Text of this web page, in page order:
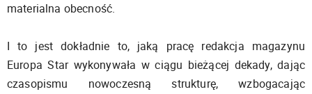
materialna obecność.
I to jest dokładnie to, jaką pracę redakcja magazynu
Europa Star wykonywała w ciągu bieżącej dekady, dając
czasopismu nowoczesną strukturę, wzbogacając